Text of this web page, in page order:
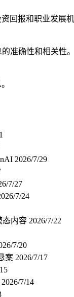
回报和职业发展机
准确性和相关性。
2026/7/29
7/27
7/24
态内容 2026/7/22
7/20
案 2026/7/17
2026/7/14